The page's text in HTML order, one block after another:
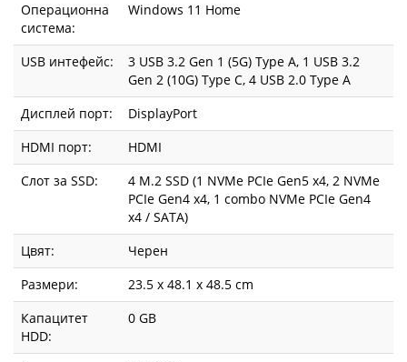
Операционна
система:
Windows 11 Home
USB интефейс:
3 USB 3.2 Gen 1 (5G) Type A, 1 USB 3.2
Gen 2 (10G) Type C, 4 USB 2.0 Type A
Дисплей порт:
DisplayPort
HDMI порт:
HDMI
Слот за SSD:
4 M.2 SSD (1 NVMe PCIe Gen5 x4, 2 NVMe
PCIe Gen4 x4, 1 combo NVMe PCIe Gen4
x4 / SATA)
Цвят:
Черен
Размери:
23.5 x 48.1 x 48.5 cm
Капацитет
HDD:
0 GB